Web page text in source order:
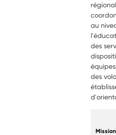
au
des
des